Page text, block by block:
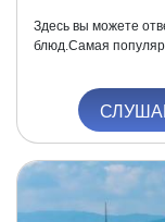
Здесь вы можете
блюд.Самая